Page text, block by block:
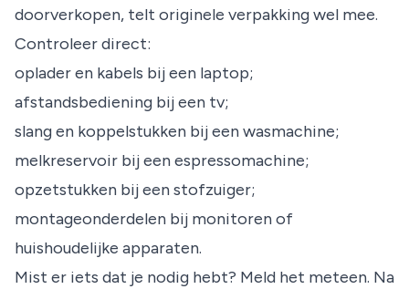
doorverkopen, telt originele verpakking wel mee.
Controleer direct:
oplader en kabels bij een laptop;
afstandsbediening bij een tv;
slang en koppelstukken bij een wasmachine;
melkreservoir bij een espressomachine;
opzetstukken bij een stofzuiger;
montageonderdelen bij monitoren of
huishoudelijke apparaten.
Mist er iets dat je nodig hebt? Meld het meteen. Na